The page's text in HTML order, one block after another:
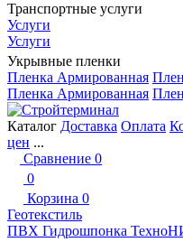
Транспортные услуги
Услуги
Услуги
Укрывные пленки
Пленка Армированная
Пленка Армированная
Каталог Доставка Оплата
цен ...
Сравнение 0
0
Корзина 0
Геотекстиль
ПВХ Гидрошпонка